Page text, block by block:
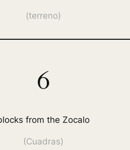
(terreno)
6
from the Zocalo
(Cuadras)